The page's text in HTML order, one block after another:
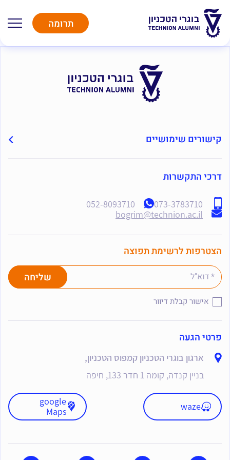
תרומה
קישורים שימושיים
פרטי הגעה
ארגון בוגרי הטכניון קמפוס הטכניון,
בניין קנדה, קומה 1 חדר 133, חיפה
waze
google
Maps
דרכי התקשרות
073-3783710
052-8093710
bogrim@technion.ac.il
הצטרפות לרשימת תפוצה
אישור קבלת דיוור